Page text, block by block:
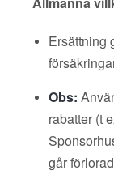
Ersättning
Obs:
rabatter (t
går